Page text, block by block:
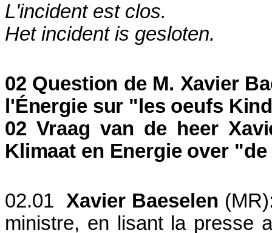
L'incident est clos.
Het incident is gesloten.
02 Question de M. Xavier
l'Énergie sur "les oeufs
02 Vraag van de heer
Klimaat en Energie over
02.01 Xavier Baeselen
ministre, en lisant la presse